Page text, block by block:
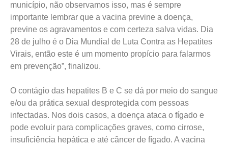
município, não observamos isso, mas é sempre
importante lembrar que a vacina previne a doença,
previne os agravamentos e com certeza salva vidas. Dia
28 de julho é o Dia Mundial de Luta Contra as Hepatites
Virais, então este é um momento propício para falarmos
em prevenção”, finalizou.
O contágio das hepatites B e C se dá por meio do sangue
e/ou da prática sexual desprotegida com pessoas
infectadas. Nos dois casos, a doença ataca o fígado e
pode evoluir para complicações graves, como cirrose,
insuficiência hepática e até câncer de fígado. A vacina